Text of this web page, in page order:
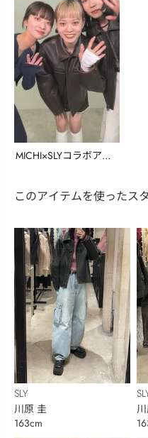
MICHI×SLYコラボアイ
このアイテムを使ったス
SLY
川原 圭
163cm